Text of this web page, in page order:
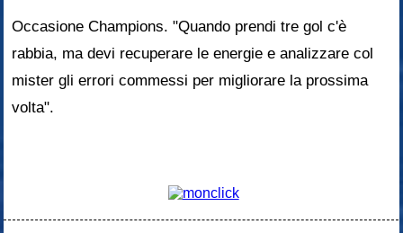
Occasione Champions. "Quando prendi tre gol c'è
rabbia, ma devi recuperare le energie e analizzare col
mister gli errori commessi per migliorare la prossima
volta".